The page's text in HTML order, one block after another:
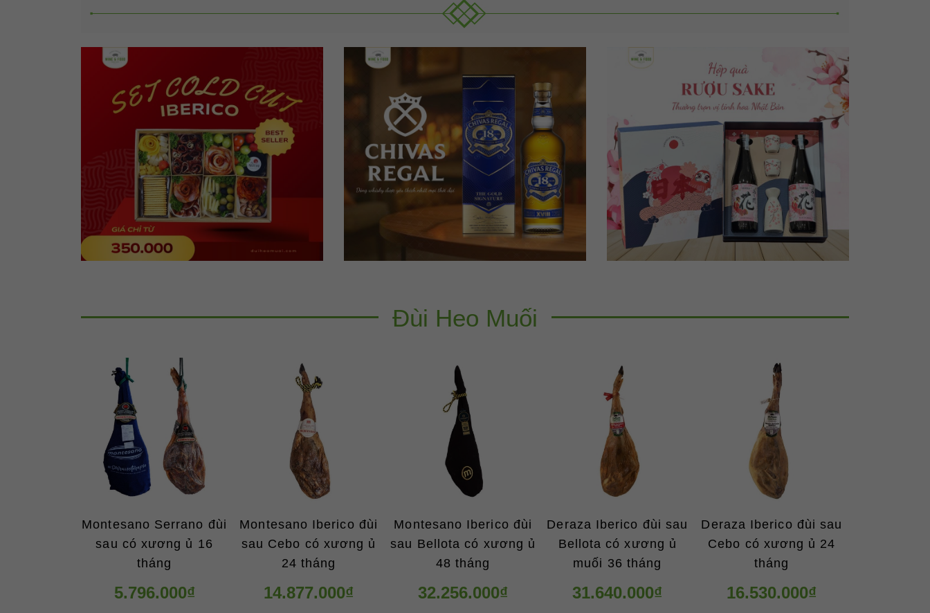
Đùi Heo Muối
Montesano Serrano đùi
sau có xương ủ 16
tháng
5.796.000₫
Montesano Iberico đùi
sau Cebo có xương ủ
24 tháng
14.877.000₫
Montesano Iberico đùi
sau Bellota có xương ủ
48 tháng
32.256.000₫
Deraza Iberico đùi sau
Bellota có xương ủ
muối 36 tháng
31.640.000₫
Deraza Iberico đùi sau
Cebo có xương ủ 24
tháng
16.530.000₫